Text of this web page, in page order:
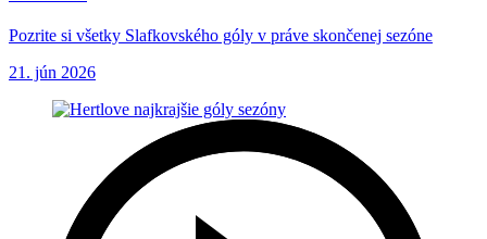
Pozrite si všetky Slafkovského góly v práve skončenej sezóne
21. jún 2026